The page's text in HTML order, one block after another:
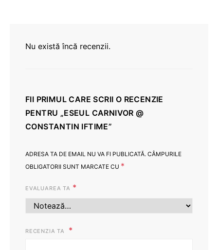
Nu există încă recenzii.
FII PRIMUL CARE SCRII O RECENZIE
PENTRU „ESEUL CARNIVOR @
CONSTANTIN IFTIME”
ADRESA TA DE EMAIL NU VA FI PUBLICATĂ. CÂMPURILE
OBLIGATORII SUNT MARCATE CU *
EVALUAREA TA *
RECENZIA TA